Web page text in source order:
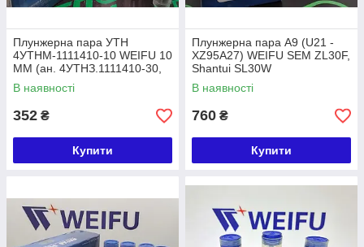
Плунжерна пара УТН
4УТНМ-1111410-10 WEIFU 10
ММ (ан. 4УТНЗ.1111410-30,
У16с15-30) U5019
В наявності
352 ₴
Купити
Плунжерна пара A9 (U21 -
XZ95A27) WEIFU SEM ZL30F,
Shantui SL30W
В наявності
760 ₴
Купити